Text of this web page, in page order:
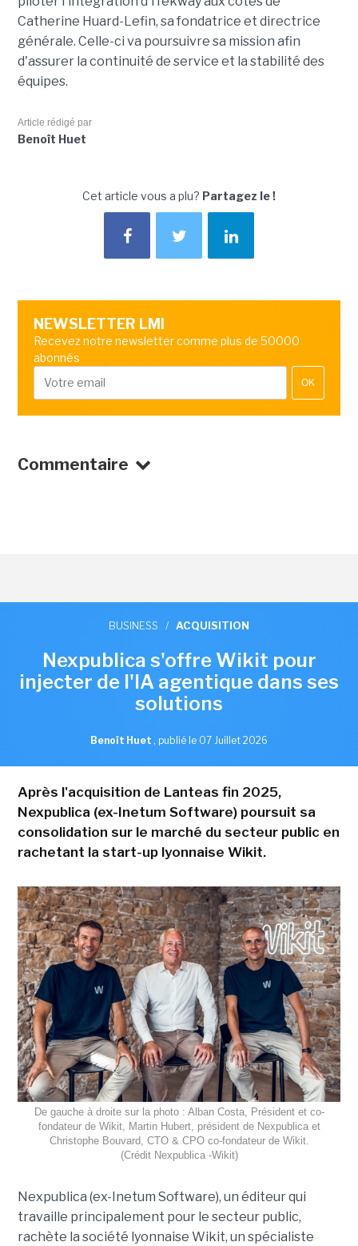
Catherine Huard-Lefin, sa fondatrice et directrice
générale. Celle-ci va poursuivre sa mission afin
d'assurer la continuité de service et la stabilité des
équipes.
Article rédigé par
Benoît Huet
Cet article vous a plu? Partagez le !
NEWSLETTER LMI
Recevez notre newsletter comme plus de 50000
abonnés
OK
Commentaire
BUSINESS / ACQUISITION
Nexpublica s'offre Wikit pour
injecter de l'IA agentique dans ses
solutions
Benoît Huet , publié le 07 Juillet 2026
Après l'acquisition de Lanteas fin 2025,
Nexpublica (ex-Inetum Software) poursuit sa
consolidation sur le marché du secteur public en
rachetant la start-up lyonnaise Wikit.
De gauche à droite sur la photo : Alban Costa, Président et co-
fondateur de Wikit, Martin Hubert, président de Nexpublica et
Christophe Bouvard, CTO & CPO co-fondateur de Wikit.
(Crédit Nexpublica -Wikit)
Nexpublica (ex-Inetum Software), un éditeur qui
travaille principalement pour le secteur public,
rachète la société lyonnaise Wikit, un spécialiste